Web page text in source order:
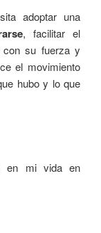
adoptar una
, facilitar el
con su fuerza y
el movimiento
hubo y lo que
en mi vida en